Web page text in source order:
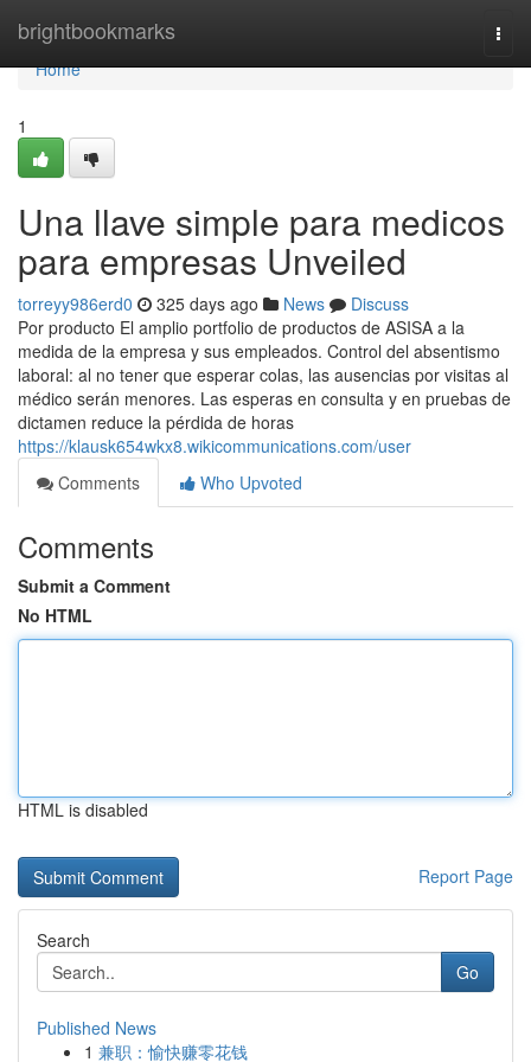
brightbookmarks
Home
Home
1
Una llave simple para medicos
para empresas Unveiled
torreyy986erd0 325 days ago News
Discuss
Por producto El amplio portfolio de productos de ASISA a la
medida de la empresa y sus empleados. Control del absentismo
laboral: al no tener que esperar colas, las ausencias por visitas al
médico serán menores. Las esperas en consulta y en pruebas de
dictamen reduce la pérdida de horas
https://klausk654wkx8.wikicommunications.com/user
Comments
Who Upvoted
Comments
Submit a Comment
No HTML
HTML is disabled
Report Page
Search
Go
Published News
1 兼职：愉快赚零花钱